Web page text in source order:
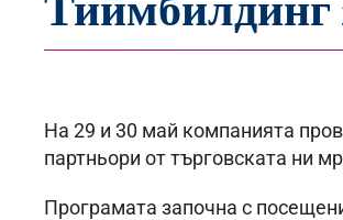
На 29 и 30 май компанията
партньори от търговската ни
Програмата започна с